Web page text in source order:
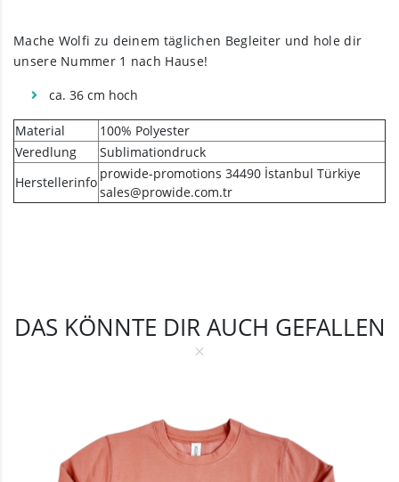
Mache Wolfi zu deinem täglichen Begleiter und hole dir
unsere Nummer 1 nach Hause!
ca. 36 cm hoch
Material
100% Polyester
Veredlung
Sublimationdruck
Herstellerinfo
prowide-promotions 34490 İstanbul Türkiye
sales@prowide.com.tr
DAS KÖNNTE DIR AUCH GEFALLEN